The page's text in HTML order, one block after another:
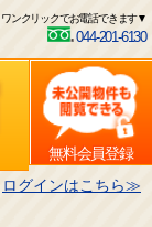
ワンクリックでお電話できます▼
044-201-6130
無料会員登録
ログインはこちら≫